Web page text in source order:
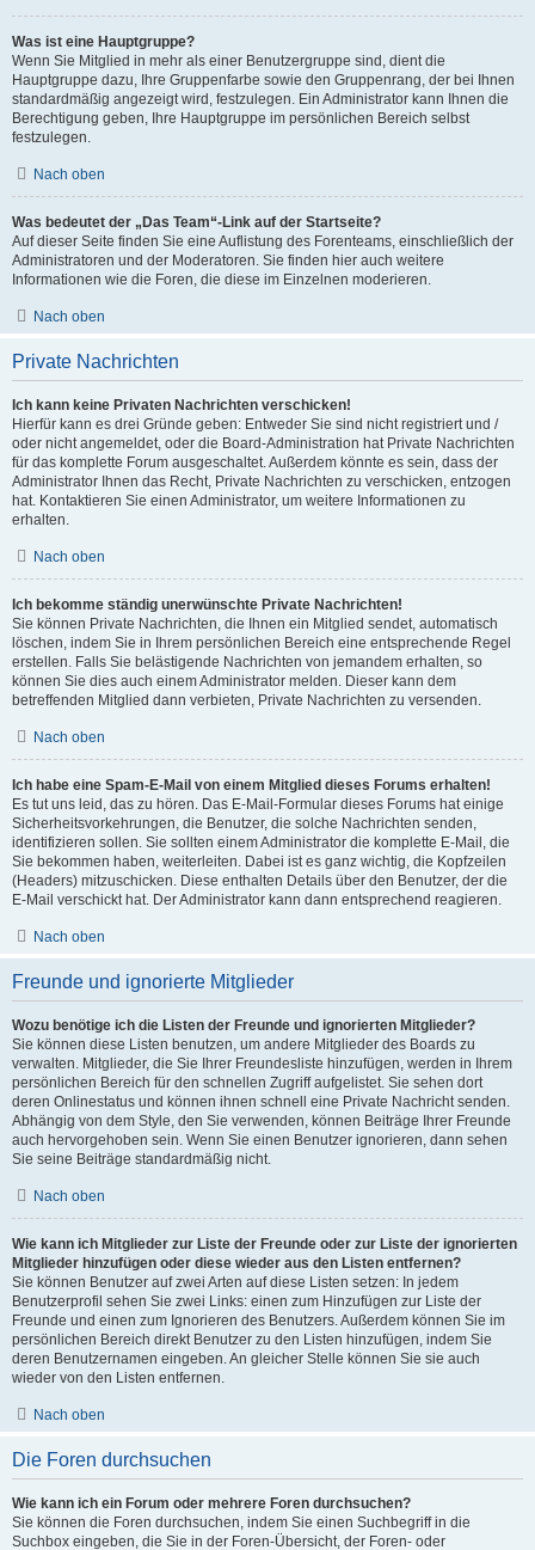
Was ist eine Hauptgruppe?
Wenn Sie Mitglied in mehr als einer Benutzergruppe sind, dient die
Hauptgruppe dazu, Ihre Gruppenfarbe sowie den Gruppenrang, der bei Ihnen
standardmäßig angezeigt wird, festzulegen. Ein Administrator kann Ihnen die
Berechtigung geben, Ihre Hauptgruppe im persönlichen Bereich selbst
festzulegen.
Nach oben
Was bedeutet der „Das Team“-Link auf der Startseite?
Auf dieser Seite finden Sie eine Auflistung des Forenteams, einschließlich der
Administratoren und der Moderatoren. Sie finden hier auch weitere
Informationen wie die Foren, die diese im Einzelnen moderieren.
Nach oben
Private Nachrichten
Ich kann keine Privaten Nachrichten verschicken!
Hierfür kann es drei Gründe geben: Entweder Sie sind nicht registriert und /
oder nicht angemeldet, oder die Board-Administration hat Private Nachrichten
für das komplette Forum ausgeschaltet. Außerdem könnte es sein, dass der
Administrator Ihnen das Recht, Private Nachrichten zu verschicken, entzogen
hat. Kontaktieren Sie einen Administrator, um weitere Informationen zu
erhalten.
Nach oben
Ich bekomme ständig unerwünschte Private Nachrichten!
Sie können Private Nachrichten, die Ihnen ein Mitglied sendet, automatisch
löschen, indem Sie in Ihrem persönlichen Bereich eine entsprechende Regel
erstellen. Falls Sie belästigende Nachrichten von jemandem erhalten, so
können Sie dies auch einem Administrator melden. Dieser kann dem
betreffenden Mitglied dann verbieten, Private Nachrichten zu versenden.
Nach oben
Ich habe eine Spam-E-Mail von einem Mitglied dieses Forums erhalten!
Es tut uns leid, das zu hören. Das E-Mail-Formular dieses Forums hat einige
Sicherheitsvorkehrungen, die Benutzer, die solche Nachrichten senden,
identifizieren sollen. Sie sollten einem Administrator die komplette E-Mail, die
Sie bekommen haben, weiterleiten. Dabei ist es ganz wichtig, die Kopfzeilen
(Headers) mitzuschicken. Diese enthalten Details über den Benutzer, der die
E-Mail verschickt hat. Der Administrator kann dann entsprechend reagieren.
Nach oben
Freunde und ignorierte Mitglieder
Wozu benötige ich die Listen der Freunde und ignorierten Mitglieder?
Sie können diese Listen benutzen, um andere Mitglieder des Boards zu
verwalten. Mitglieder, die Sie Ihrer Freundesliste hinzufügen, werden in Ihrem
persönlichen Bereich für den schnellen Zugriff aufgelistet. Sie sehen dort
deren Onlinestatus und können ihnen schnell eine Private Nachricht senden.
Abhängig von dem Style, den Sie verwenden, können Beiträge Ihrer Freunde
auch hervorgehoben sein. Wenn Sie einen Benutzer ignorieren, dann sehen
Sie seine Beiträge standardmäßig nicht.
Nach oben
Wie kann ich Mitglieder zur Liste der Freunde oder zur Liste der ignorierten
Mitglieder hinzufügen oder diese wieder aus den Listen entfernen?
Sie können Benutzer auf zwei Arten auf diese Listen setzen: In jedem
Benutzerprofil sehen Sie zwei Links: einen zum Hinzufügen zur Liste der
Freunde und einen zum Ignorieren des Benutzers. Außerdem können Sie im
persönlichen Bereich direkt Benutzer zu den Listen hinzufügen, indem Sie
deren Benutzernamen eingeben. An gleicher Stelle können Sie sie auch
wieder von den Listen entfernen.
Nach oben
Die Foren durchsuchen
Wie kann ich ein Forum oder mehrere Foren durchsuchen?
Sie können die Foren durchsuchen, indem Sie einen Suchbegriff in die
Suchbox eingeben, die Sie in der Foren-Übersicht, der Foren- oder